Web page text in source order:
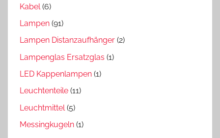
Kabel (6)
Lampen (91)
Lampen Distanzaufhänger (2)
Lampenglas Ersatzglas (1)
LED Kappenlampen (1)
Leuchtenteile (11)
Leuchtmittel (5)
Messingkugeln (1)